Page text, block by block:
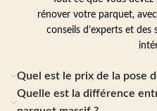
rénover votre parquet,
conseils d’experts et
Quel est le prix de la pose
Quelle est la différence